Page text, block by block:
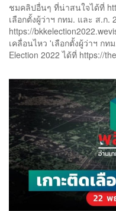
ชมคลิปอื่นๆ ที่น่าสนใจได้ที่
เลือกตั้งผู้ว่าฯ กทม. และ ส.ก.
https://
เคลื่อนไหว 'เลือกตั้งผู้ว่าฯ กท
Election 2022 ได้ที่ https://